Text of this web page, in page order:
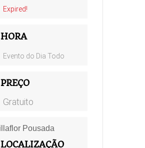
Expired!
HORA
Evento do Dia Todo
PREÇO
Gratuito
LOCALIZAÇÃO